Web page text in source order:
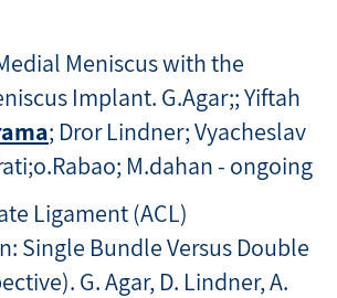
Meniscus with the
Implant. G.Agar;; Yiftah
; Dror Lindner; Vyacheslav
M.dahan - ongoing
Ligament (ACL)
Single Bundle Versus Double
G. Agar, D. Lindner, A.